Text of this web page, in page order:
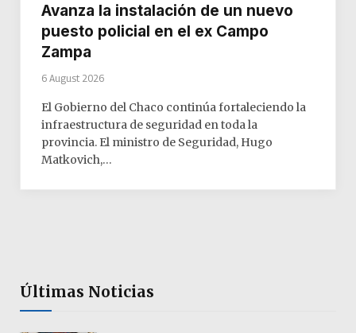
Avanza la instalación de un nuevo
puesto policial en el ex Campo
Zampa
6 August 2026
El Gobierno del Chaco continúa fortaleciendo la
infraestructura de seguridad en toda la
provincia. El ministro de Seguridad, Hugo
Matkovich,…
Últimas Noticias